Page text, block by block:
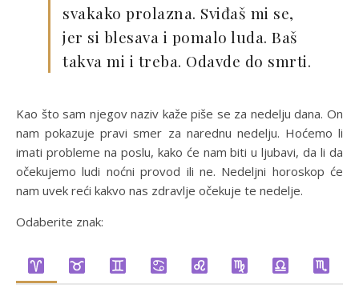
svakako prolazna. Sviđaš mi se,
jer si blesava i pomalo luda. Baš
takva mi i treba. Odavde do smrti.
Kao što sam njegov naziv kaže piše se za nedelju dana. On
nam pokazuje pravi smer za narednu nedelju. Hoćemo li
imati probleme na poslu, kako će nam biti u ljubavi, da li da
očekujemo ludi noćni provod ili ne. Nedeljni horoskop će
nam uvek reći kakvo nas zdravlje očekuje te nedelje.
Odaberite znak: